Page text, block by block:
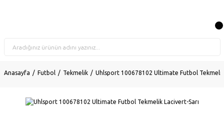
Anasayfa Futbol Tekmelik Uhlsport 100678102 Ultimate Futbol Tekmelik